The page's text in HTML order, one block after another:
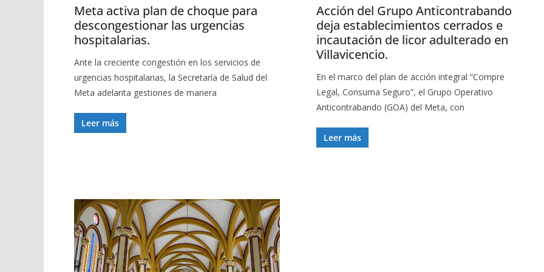
Meta activa plan de choque para
descongestionar las urgencias
hospitalarias.
Ante la creciente congestión en los servicios de
urgencias hospitalarias, la Secretaría de Salud del
Meta adelanta gestiones de manera
Leer más
Acción del Grupo Anticontrabando
deja establecimientos cerrados e
incautación de licor adulterado en
Villavicencio.
En el marco del plan de acción integral “Compre
Legal, Consuma Seguro”, el Grupo Operativo
Anticontrabando (GOA) del Meta, con
Leer más